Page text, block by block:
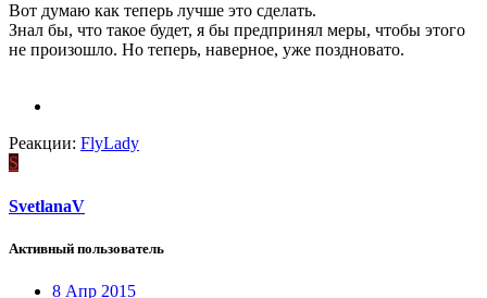
Вот думаю как теперь лучше это сделать.
Знал бы, что такое будет, я бы предпринял меры, чтобы этого
не произошло. Но теперь, наверное, уже поздновато.
Реакции: FlyLady
S
SvetlanaV
Активный пользователь
8 Апр 2015